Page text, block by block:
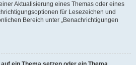
Aktualisierung eines Themas oder eines
für Lesezeichen und
Bereich unter „Benachrichtigungen